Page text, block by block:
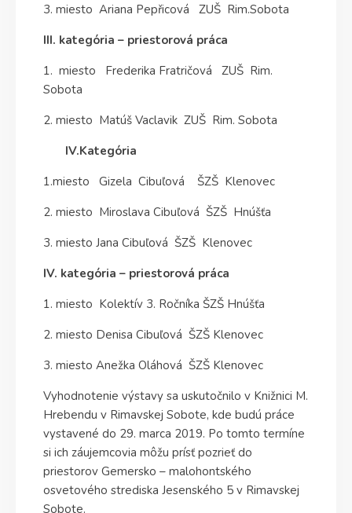
3. miesto Ariana Pepřicová ZUŠ Rim.Sobota
III. kategória – priestorová práca
1. miesto Frederika Fratričová ZUŠ Rim.
Sobota
2. miesto Matúš Vaclavik ZUŠ Rim. Sobota
IV.Kategória
1.miesto Gizela Cibuľová ŠZŠ Klenovec
2. miesto Miroslava Cibuľová ŠZŠ Hnúšťa
3. miesto Jana Cibuľová ŠZŠ Klenovec
IV. kategória – priestorová práca
1. miesto Kolektív 3. Ročníka ŠZŠ Hnúšťa
2. miesto Denisa Cibuľová ŠZŠ Klenovec
3. miesto Anežka Oláhová ŠZŠ Klenovec
Vyhodnotenie výstavy sa uskutočnilo v Knižnici M.
Hrebendu v Rimavskej Sobote, kde budú práce
vystavené do 29. marca 2019. Po tomto termíne
si ich záujemcovia môžu prísť pozrieť do
priestorov Gemersko – malohontského
osvetového strediska Jesenského 5 v Rimavskej
Sobote.